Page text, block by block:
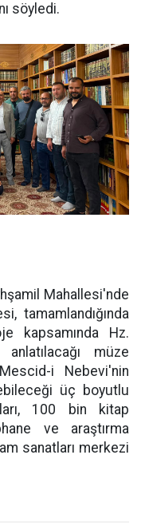
söyledi.
Mahallesi'nde
tamamlandığında
kapsamında Hz.
müze
i Nebevi'nin
üç boyutlu
100 bin kitap
ve araştırma
sanatları merkezi